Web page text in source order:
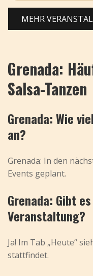
MEHR
Grenada:
Salsa-Tanzen
Grenada: Wie
an?
Grenada: In den
Events geplant.
Grenada: Gibt
Veranstaltung?
Ja! Im Tab „Heute“
stattfindet.